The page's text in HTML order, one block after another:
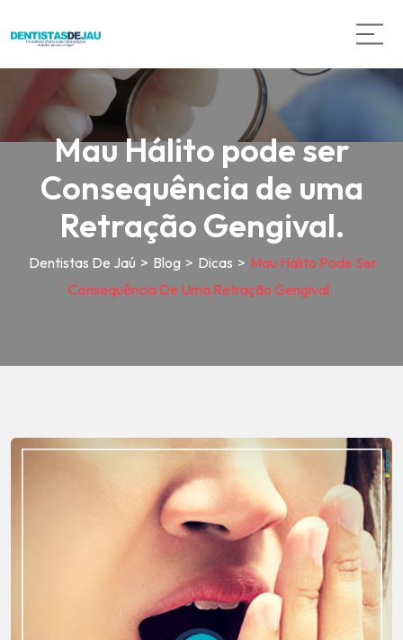
Mau Hálito pode ser
Consequência de uma
Retração Gengival.
Dentistas De Jaú > Blog > Dicas > Mau Hálito Pode Ser
Consequência De Uma Retração Gengival.